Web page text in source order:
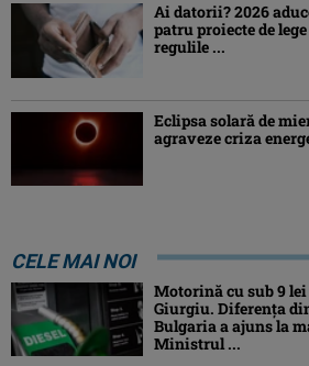
Ai datorii? 2026
patru proiecte de
regulile ...
Eclipsa solară de
agraveze criza
CELE MAI NOI
Motorină cu sub 9
Giurgiu. Diferența
Bulgaria a ajuns la
Ministrul ...